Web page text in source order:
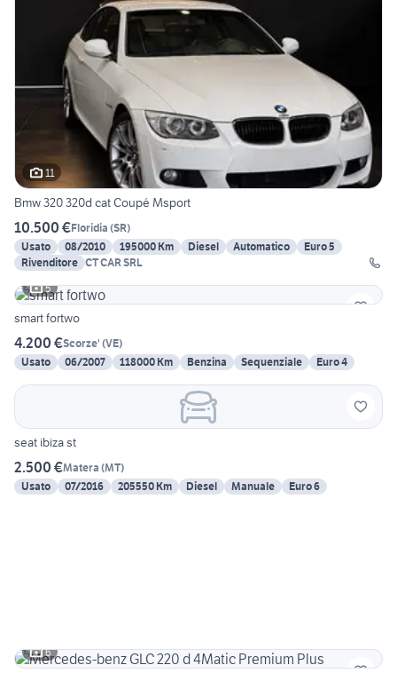
11
Bmw 320 320d cat Coupé Msport
10.500 €Floridia (SR)
Usato
08/2010 195000 Km Diesel Automatico
Euro 5
Rivenditore CT CAR SRL
5
smart fortwo
4.200 €Scorze' (VE)
Usato
06/2007 118000 Km Benzina Sequenziale Euro 4
seat ibiza st
2.500 €Matera (MT)
Usato
07/2016 205550 Km Diesel Manuale Euro 6
6